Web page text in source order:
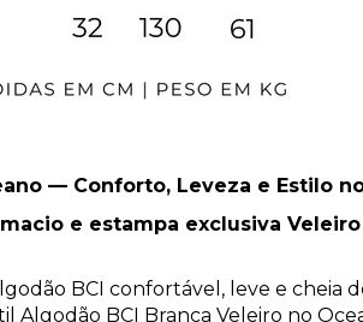
— Conforto, Leveza e Estilo
e estampa exclusiva
BCI confortável, leve e cheia
Algodão BCI Branca Veleiro no